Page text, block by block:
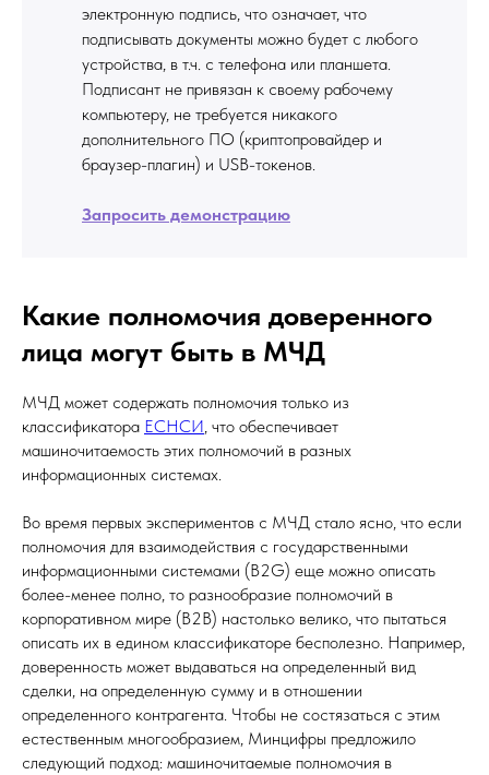
электронную подпись, что означает, что
подписывать документы можно будет с любого
устройства, в т.ч. с телефона или планшета.
Подписант не привязан к своему рабочему
компьютеру, не требуется никакого
дополнительного ПО (криптопровайдер и
браузер-плагин) и USB-токенов.
Запросить демонстрацию
Какие полномочия доверенного
лица могут быть в МЧД
МЧД может содержать полномочия только из
классификатора ЕСНСИ, что обеспечивает
машиночитаемость этих полномочий в разных
информационных системах.
Во время первых экспериментов с МЧД стало ясно, что если
полномочия для взаимодействия с государственными
информационными системами (B2G) еще можно описать
более-менее полно, то разнообразие полномочий в
корпоративном мире (B2B) настолько велико, что пытаться
описать их в едином классификаторе бесполезно. Например,
доверенность может выдаваться на определенный вид
сделки, на определенную сумму и в отношении
определенного контрагента. Чтобы не состязаться с этим
естественным многообразием, Минцифры предложило
следующий подход: машиночитаемые полномочия в